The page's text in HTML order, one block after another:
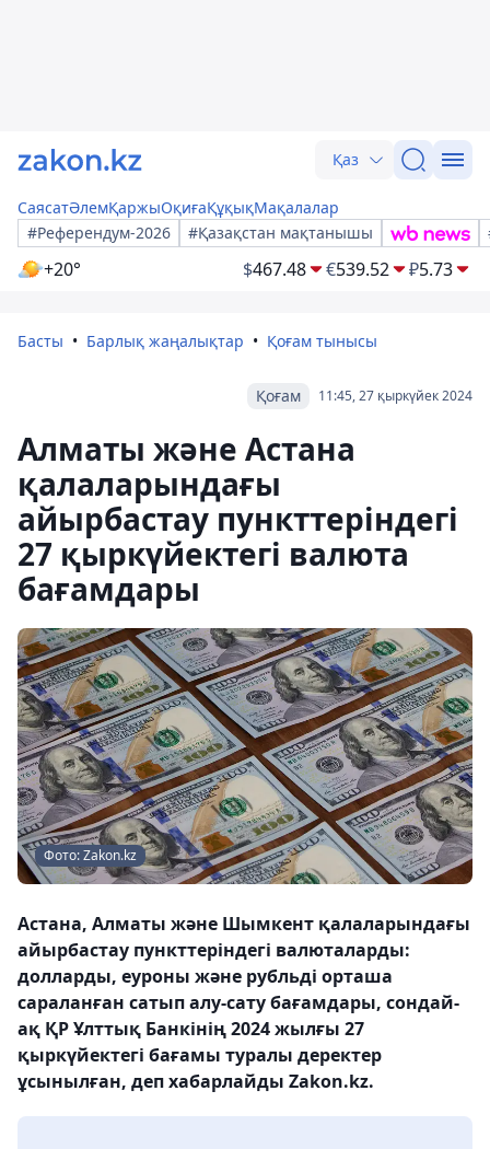
Қаз
СаясатӘлемҚаржыОқиғаҚұқықМақалалар
#Референдум-2026
#Қазақстан мақтанышы
+20° $467.48 €539.52 ₽5.73
Басты Барлық жаңалықтар Қоғам тынысы
11:45, 27 қыркүйек 2024
Қоғам
Алматы және Астана
қалаларындағы
айырбастау пункттеріндегі
27 қыркүйектегі валюта
бағамдары
Фото: Zakon.kz
Астана, Алматы және Шымкент қалаларындағы
айырбастау пункттеріндегі валюталарды:
долларды, еуроны және рубльді орташа
сараланған сатып алу-сату бағамдары, сондай-
ақ ҚР Ұлттық Банкінің 2024 жылғы 27
қыркүйектегі бағамы туралы деректер
ұсынылған, деп хабарлайды Zakon.kz.